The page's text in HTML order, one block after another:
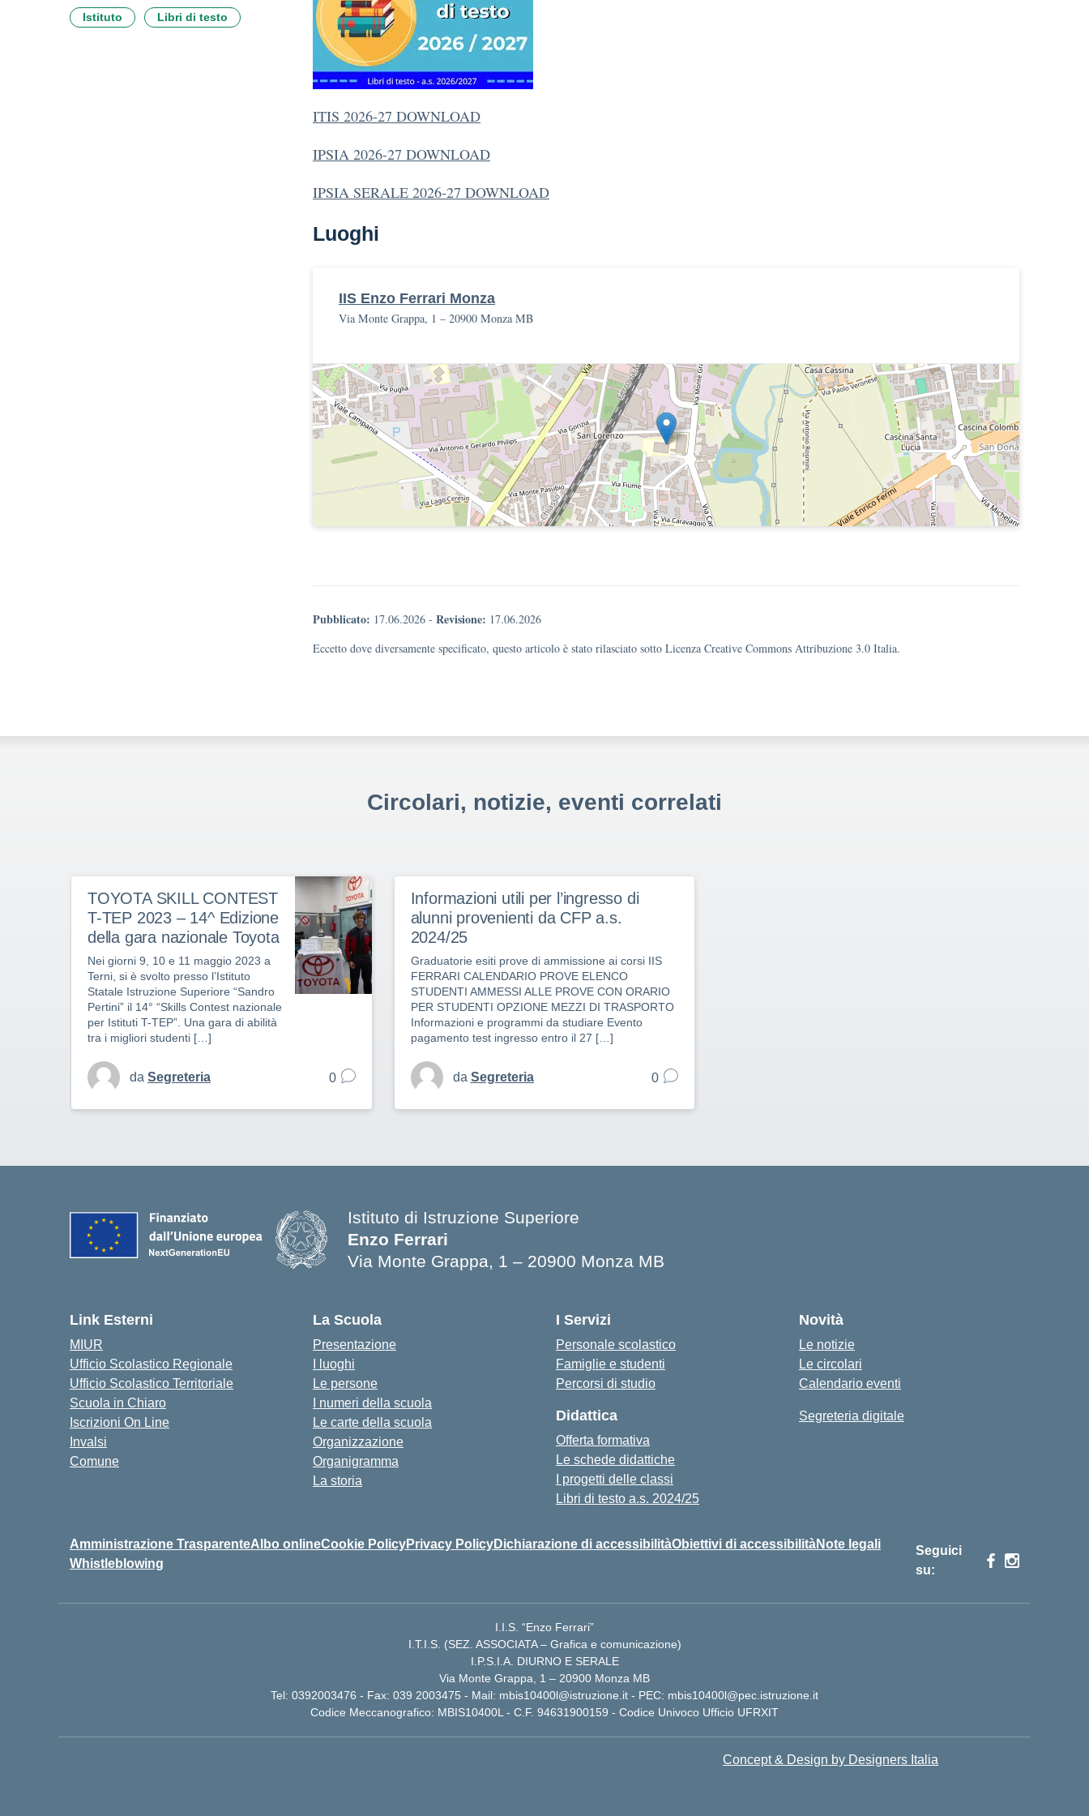
ITIS 2026-27 DOWNLOAD
IPSIA 2026-27 DOWNLOAD
IPSIA SERALE 2026-27 DOWNLOAD
Luoghi
IIS Enzo Ferrari Monza
Via Monte Grappa, 1 – 20900 Monza MB
Pubblicato: 17.06.2026 - Revisione: 17.06.2026
Eccetto dove diversamente specificato, questo articolo è stato rilasciato sotto Licenza Creative Commons Attribuzione 3.0 Italia.
Istituto Libri di testo
Circolari, notizie, eventi correlati
TOYOTA SKILL CONTEST
T-TEP 2023 – 14^ Edizione
della gara nazionale Toyota
Nei giorni 9, 10 e 11 maggio 2023 a
Terni, si è svolto presso l’Istituto
Statale Istruzione Superiore “Sandro
Pertini” il 14° “Skills Contest nazionale
per Istituti T-TEP”. Una gara di abilità
tra i migliori studenti […]
da Segreteria 0
Informazioni utili per l’ingresso di
alunni provenienti da CFP a.s.
2024/25
Graduatorie esiti prove di ammissione ai corsi IIS
FERRARI CALENDARIO PROVE ELENCO
STUDENTI AMMESSI ALLE PROVE CON ORARIO
PER STUDENTI OPZIONE MEZZI DI TRASPORTO
Informazioni e programmi da studiare Evento
pagamento test ingresso entro il 27 […]
da Segreteria 0
Istituto di Istruzione Superiore
Enzo Ferrari
Via Monte Grappa, 1 – 20900 Monza MB
Link Esterni
MIUR
Ufficio Scolastico Regionale
Ufficio Scolastico Territoriale
Scuola in Chiaro
Iscrizioni On Line
Invalsi
Comune
La Scuola
Presentazione
I luoghi
Le persone
I numeri della scuola
Le carte della scuola
Organizzazione
Organigramma
La storia
I Servizi
Personale scolastico
Famiglie e studenti
Percorsi di studio
Didattica
Offerta formativa
Le schede didattiche
I progetti delle classi
Libri di testo a.s. 2024/25
Novità
Le notizie
Le circolari
Calendario eventi
Segreteria digitale
Amministrazione TrasparenteAlbo onlineCookie PolicyPrivacy PolicyDichiarazione di accessibilitàObiettivi di accessibilitàNote legali
Whistleblowing
Seguici
su:
I.I.S. “Enzo Ferrari”
I.T.I.S. (SEZ. ASSOCIATA – Grafica e comunicazione)
I.P.S.I.A. DIURNO E SERALE
Via Monte Grappa, 1 – 20900 Monza MB
Tel: 0392003476 - Fax: 039 2003475 - Mail: mbis10400l@istruzione.it - PEC: mbis10400l@pec.istruzione.it
Codice Meccanografico: MBIS10400L - C.F. 94631900159 - Codice Univoco Ufficio UFRXIT
Concept & Design by Designers Italia